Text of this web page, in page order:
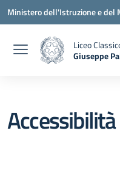
Vai ai contenuti
Vai al menu di navigazione
Vai al footer
Ministero dell'Istruzione e del
Liceo
Giuseppe
Accessibilità